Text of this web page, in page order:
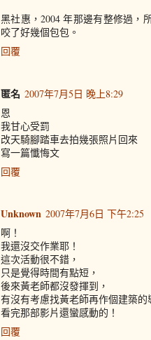
黑社惠，2004 年那邊有整修過，
咬了好幾個包包。
回覆
匿名 2007年7月5日 晚上8:29
恩
我甘心受罰
改天騎腳踏車去拍幾張照片回來
寫一篇懺悔文
回覆
Unknown 2007年7月6日 下午2:25
啊！
我還沒交作業耶！
這次活動很不錯，
只是覺得時間有點短，
後來黃老師都沒發揮到，
有沒有考慮找黃老師再作個建築的
看完那部影片還蠻感動的！
回覆